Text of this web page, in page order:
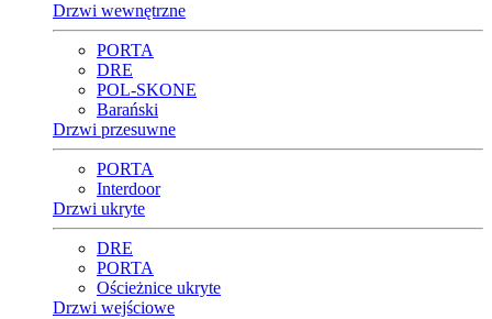
Drzwi wewnętrzne
PORTA
DRE
POL-SKONE
Barański
Drzwi przesuwne
PORTA
Interdoor
Drzwi ukryte
DRE
PORTA
Ościeżnice ukryte
Drzwi wejściowe